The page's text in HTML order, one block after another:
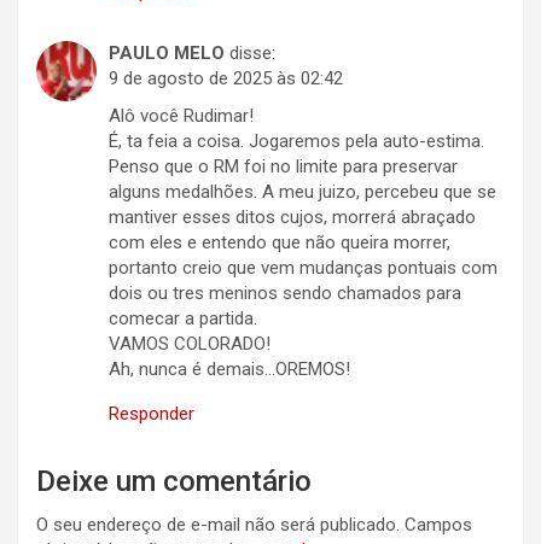
PAULO MELO disse:
9 de agosto de 2025 às 02:42
Alô você Rudimar!
É, ta feia a coisa. Jogaremos pela auto-estima.
Penso que o RM foi no limite para preservar
alguns medalhões. A meu juizo, percebeu que se
mantiver esses ditos cujos, morrerá abraçado
com eles e entendo que não queira morrer,
portanto creio que vem mudanças pontuais com
dois ou tres meninos sendo chamados para
comecar a partida.
VAMOS COLORADO!
Ah, nunca é demais…OREMOS!
Responder
Deixe um comentário
O seu endereço de e-mail não será publicado. Campos